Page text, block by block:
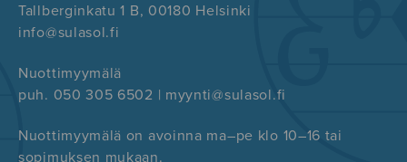
Tallberginkatu 1 B, 00180 Helsinki
info@sulasol.fi
Nuottimyymälä
puh. 050 305 6502 | myynti@sulasol.fi
Nuottimyymälä on avoinna ma–pe klo 10–16 tai
sopimuksen mukaan.